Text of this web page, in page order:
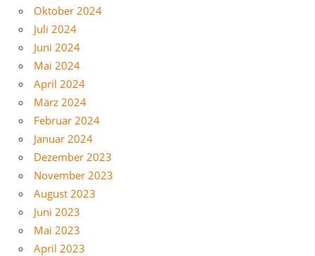
Oktober 2024
Juli 2024
Juni 2024
Mai 2024
April 2024
März 2024
Februar 2024
Januar 2024
Dezember 2023
November 2023
August 2023
Juni 2023
Mai 2023
April 2023